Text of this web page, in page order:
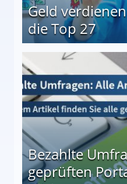
Geld
die Top 27
Bezahlte
geprüften